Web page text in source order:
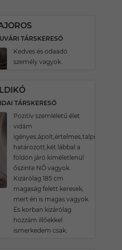
TÁRSKERESŐ
Kedves és odaadó
személy vagyok.
TÁRSKERESŐ
Pozitív szemléletű élet
vidám
igényes,ápolt,értelmes,talpraesett
határozott,két lábbal a
földön járó kíméletlenül
őszinte NŐ vagyok.
Kizárólag 185 cm
magaság felett keresek,
mert én is magas vagyok.
És korban kizárólag
hozzám illőekkel
ismerkedem csak.